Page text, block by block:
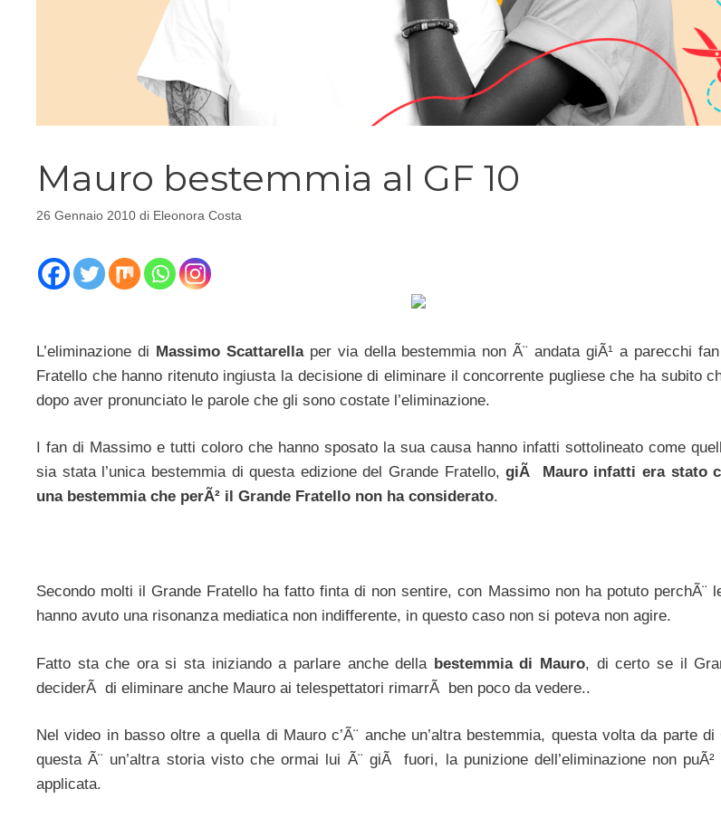
Mauro bestemmia al GF 10
26 Gennaio 2010 di Eleonora Costa
L’eliminazione di Massimo Scattarellaper via della bestemmia non Ã¨ andata giÃ¹ a parecchi
Fratello che hanno ritenuto ingiusta la decisione di eliminare il concorrente pugliese che ha subito
dopo aver pronunciato le parole che gli sono costate l’eliminazione.
I fan di Massimo e tutti coloro che hanno sposato la sua causa hanno infatti sottolineato come
sia stata l’unica bestemmia di questa edizione del Grande Fratello,giÃ Mauro infatti era stato
una bestemmia che perÃ² il Grande Fratello non ha considerato.
Secondo molti il Grande Fratello ha fatto finta di non sentire, con Massimo non ha potuto perchÃ¨
hanno avuto una risonanza mediatica non indifferente, in questo caso non si poteva non agire.
Fatto sta che ora si sta iniziando a parlare anche della bestemmia di Mauro, di certo se il
deciderÃ di eliminare anche Mauro ai telespettatori rimarrÃ ben poco da vedere..
Nel video in basso oltre a quella di Mauro c’Ã¨ anche un’altra bestemmia, questa volta da parte di
questa Ã¨ un’altra storia visto che ormai lui Ã¨ giÃ fuori, la punizione dell’eliminazione non puÃ²
applicata.